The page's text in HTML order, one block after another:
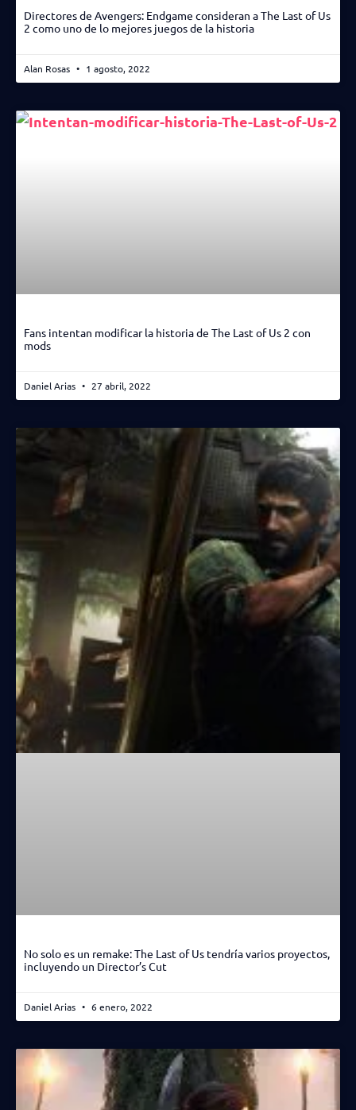
Directores de Avengers: Endgame consideran a The Last of Us
2 como uno de lo mejores juegos de la historia
Alan Rosas 1 agosto, 2022
Fans intentan modificar la historia de The Last of Us 2 con
mods
Daniel Arias 27 abril, 2022
No solo es un remake: The Last of Us tendría varios proyectos,
incluyendo un Director’s Cut
Daniel Arias 6 enero, 2022